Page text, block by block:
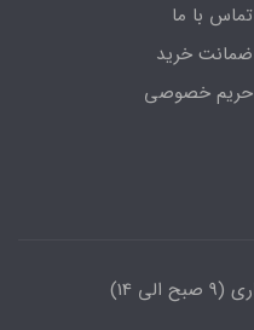
تماس با ما
ضمانت خرید
حریم خصوصی